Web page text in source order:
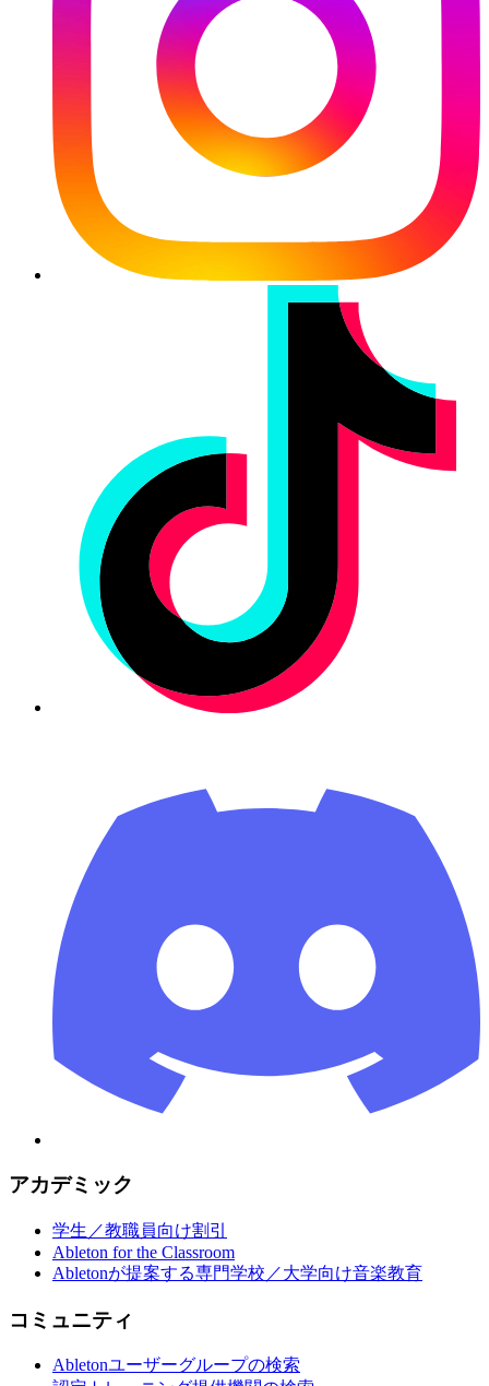
アカデミック
学生／教職員向け割引
Ableton for the Classroom
Abletonが提案する専門学校／大学向け音楽教育
コミュニティ
Abletonユーザーグループの検索